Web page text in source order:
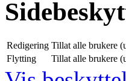
Redigering Tillat alle brukere
Flytting
Tillat alle brukere